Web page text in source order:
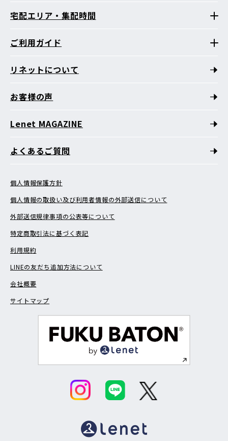
宅配エリア・集配時間
ご利用ガイド
リネットについて
お客様の声
Lenet MAGAZINE
よくあるご質問
個人情報保護方針
個人情報の取扱い及び利用者情報の外部送信について
外部送信規律事項の公表等について
特定商取引法に基づく表記
利用規約
LINEの友だち追加方法について
会社概要
サイトマップ